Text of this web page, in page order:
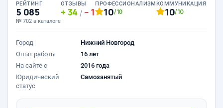
РЕЙТИНГ
5 085
№ 702 в каталоге
ОТЗЫВЫ
34 / 1
ПРОФЕССИОНАЛИЗМ
10/10
КОММУНИКАЦИЯ
10/10
Город
Нижний Новгород
Опыт работы
16 лет
На сайте с
2016 года
Юридический
статус
Самозанятый